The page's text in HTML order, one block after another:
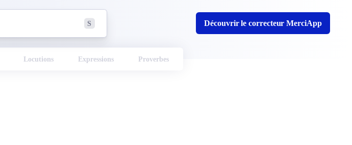
S Découvrir le correcteur MerciApp
Locutions Expressions Proverbes